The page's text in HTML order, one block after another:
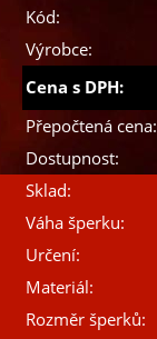
Kód:
Výrobce:
Cena s DPH:
Přepočtená cena:
Dostupnost:
Sklad:
Váha šperku:
Určení:
Materiál:
Rozměr šperků: